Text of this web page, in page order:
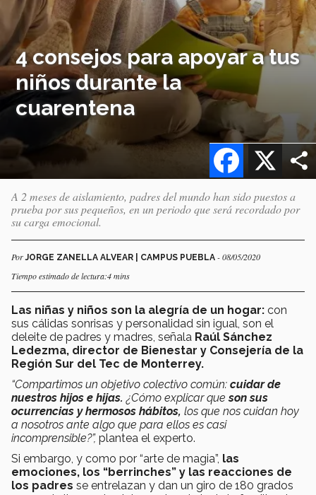
4 consejos para apoyar a tus
niños durante la
cuarentena
X
Facebook
A 2 meses de aislamiento, padres del mundo han sido puestos a
prueba por sus pequeños, en un periodo que será recordado por
su carga emocional.
PorJORGE ZANELLA ALVEAR | CAMPUS PUEBLA - 08/05/2020
Tiempo estimado de lectura:4 mins
Las niñas y niños son la alegría de un hogar: con
sus cálidas sonrisas y personalidad sin igual, son el
deleite de padres y madres, señala Raúl Sánchez
Ledezma, director de Bienestar y Consejería de la
Región Sur del Tec de Monterrey.
“Compartimos un objetivo colectivo común: cuidar de
nuestros hijos e hijas. ¿Cómo explicar queson sus
ocurrencias y hermosos hábitos, los que nos cuidan hoy
a nosotros ante algo que para ellos es casi
incomprensible?”, plantea el experto.
Si embargo, y como por “arte de magia”, las
emociones, los “berrinches” y las reacciones de
los padres se entrelazan y dan un giro de 180 grados